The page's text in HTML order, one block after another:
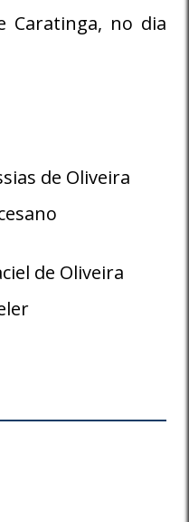
Caratinga, no dia
de Oliveira
de Oliveira